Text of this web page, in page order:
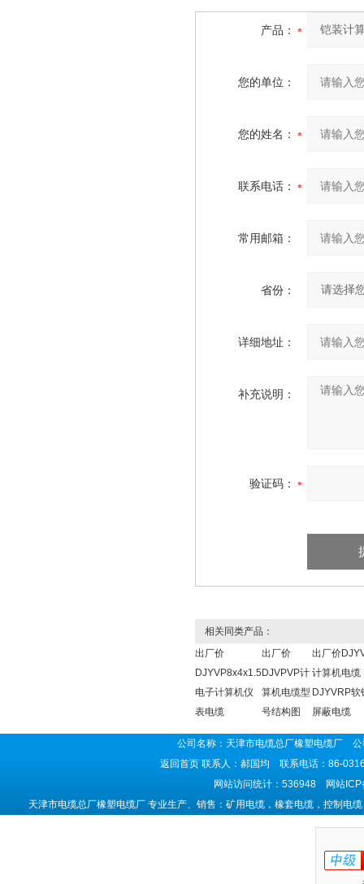
产品：
您的单位：
您的姓名：
联系电话：
常用邮箱：
省份：
详细地址：
补充说明：
验证码：
相关同类产品：
出厂价
DJYVP8x4x1.5
电子计算机仪
表电缆
出厂价
DJVPVP计
算机电缆型
号结构图
出厂价
计算机电缆
DJYVRP软
屏蔽电缆
公司名称：天津市电缆总厂橡塑电缆厂
返回首页联系人：郝国均 联系电话：86-
网站访问统计：536948 网站ICP
天津市电缆总厂橡塑电缆厂 专业生产、销售：矿用电缆，橡套电缆，控制电